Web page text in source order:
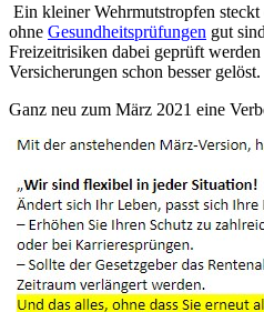
Ein kleiner Wehrmutstropfen
ohne Gesundheitsprüfungen gut
Freizeitrisiken dabei geprüft werden
Versicherungen schon besser gelöst.
Ganz neu zum März 2021 eine